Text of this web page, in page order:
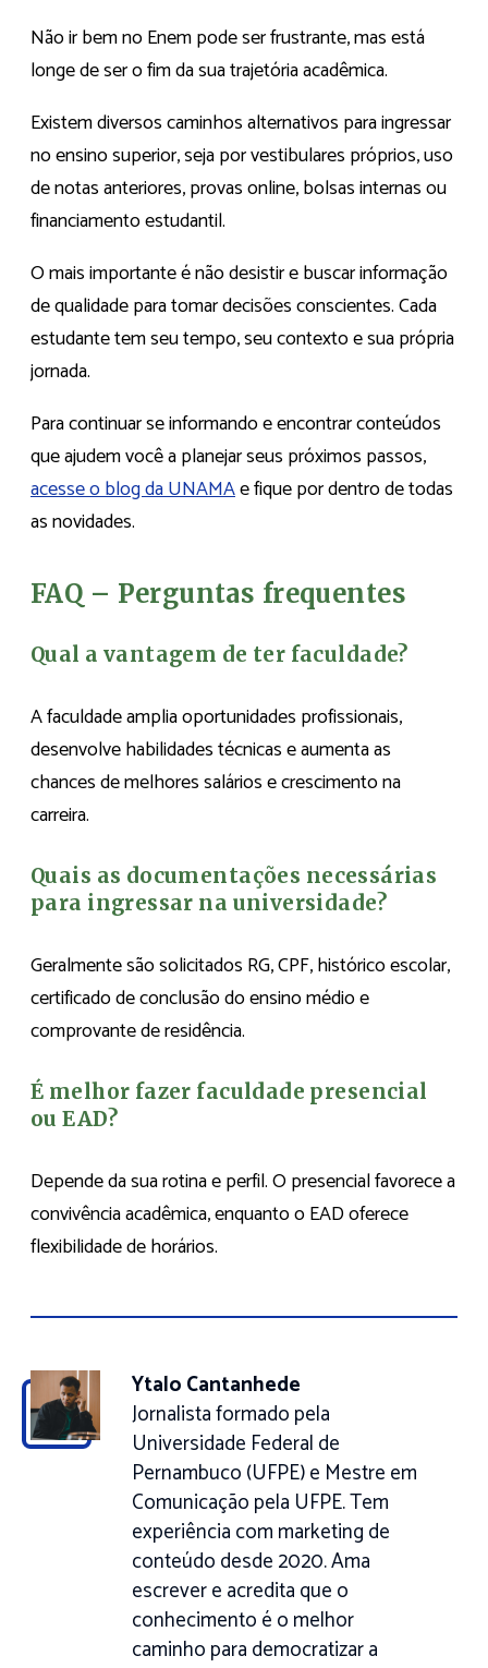
Não ir bem no Enem pode ser frustrante, mas está
longe de ser o fim da sua trajetória acadêmica.
Existem diversos caminhos alternativos para ingressar
no ensino superior, seja por vestibulares próprios, uso
de notas anteriores, provas online, bolsas internas ou
financiamento estudantil.
O mais importante é não desistir e buscar informação
de qualidade para tomar decisões conscientes. Cada
estudante tem seu tempo, seu contexto e sua própria
jornada.
Para continuar se informando e encontrar conteúdos
que ajudem você a planejar seus próximos passos,
acesse o blog da UNAMAe fique por dentro de todas
as novidades.
FAQ – Perguntas frequentes
Qual a vantagem de ter faculdade?
A faculdade amplia oportunidades profissionais,
desenvolve habilidades técnicas e aumenta as
chances de melhores salários e crescimento na
carreira.
Quais as documentações necessárias
para ingressar na universidade?
Geralmente são solicitados RG, CPF, histórico escolar,
certificado de conclusão do ensino médio e
comprovante de residência.
É melhor fazer faculdade presencial
ou EAD?
Depende da sua rotina e perfil. O presencial favorece a
convivência acadêmica, enquanto o EAD oferece
flexibilidade de horários.
Ytalo Cantanhede
Jornalista formado pela
Universidade Federal de
Pernambuco (UFPE) e Mestre em
Comunicação pela UFPE. Tem
experiência com marketing de
conteúdo desde 2020. Ama
escrever e acredita que o
conhecimento é o melhor
caminho para democratizar a